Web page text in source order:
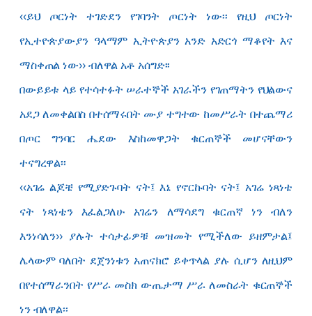
‹‹ይህ ጦርነት ተገድደን የገባንት ጦርነት ነው፡፡ የዚህ ጦርነት
የኢተዮጵያውያን ዓላማም ኢትዮጵያን አንድ አድርጎ ማቆየት እና
ማስቀጠል ነው›› ብለዋል አቶ አሰግድ፡፡
በውይይቱ ላይ የተሳተፉት ሠራተኞች አገራችን የገጠማትን የህልውና
አደጋ ለመቀልበስ በተሰማሩበት ሙያ ተግተው ከመሥራት በተጨማሪ
በጦር ግንባር ሔደው እስከመዋጋት ቁርጠኞች መሆናቸውን
ተናግረዋል፡፡
‹‹አገሬ ልጆቼ የሚያድጉባት ናት፤ እኔ የኖርኩባት ናት፤ አገሬ ነጻነቴ
ናት ነጻነቴን እፈልጋለሁ አገሬን ለማሳደግ ቁርጠኛ ነን ብለን
እንነሳለን›› ያሉት ተሳታፊዎቹ መዝመት የሚችለው ይዘምታል፤
ሌላውም ባለበት ደጀንነቱን አጠናክሮ ይቀጥላል ያሉ ሲሆን ለዚህም
በየተሰማራንበት የሥራ መስክ ውጤታማ ሥራ ለመስራት ቁርጠኞች
ነን ብለዋል፡፡